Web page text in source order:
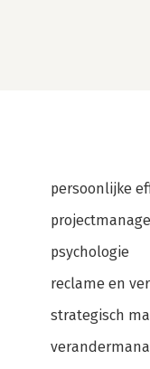
persoonlijke
psychologie
reclame en
strategisch